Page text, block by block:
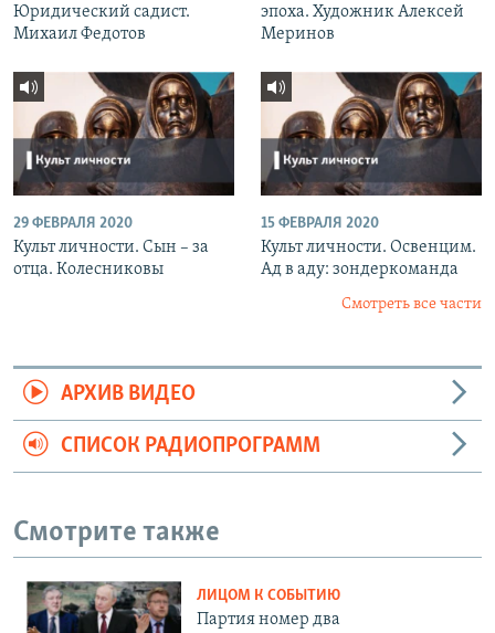
Юридический садист.
Михаил Федотов
эпоха. Художник Алексей
Меринов
29 ФЕВРАЛЯ 2020
Культ личности. Сын – за
отца. Колесниковы
15 ФЕВРАЛЯ 2020
Культ личности. Освенцим.
Ад в аду: зондеркоманда
Смотреть все части
АРХИВ ВИДЕО
СПИСОК РАДИОПРОГРАММ
Смотрите также
ЛИЦОМ К СОБЫТИЮ
Партия номер два